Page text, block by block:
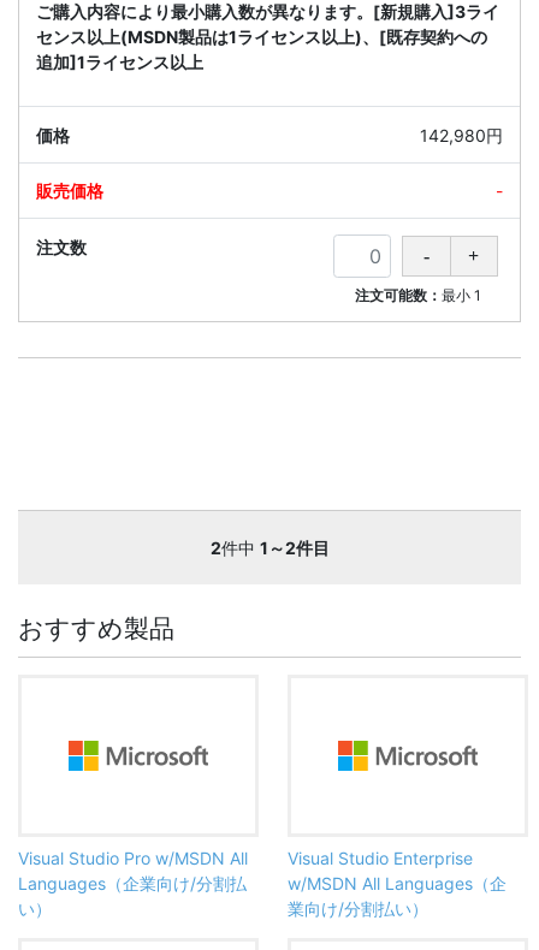
ご購入内容により最小購入数が異なります。[新規購入]3ライ
センス以上(MSDN製品は1ライセンス以上)、[既存契約への
追加]1ライセンス以上
142,980円
-
注文可能数：最小 1
2件中 1～2件目
おすすめ製品
Visual Studio Pro w/MSDN All
Languages（企業向け/分割払
い）
Visual Studio Enterprise
w/MSDN All Languages（企
業向け/分割払い）